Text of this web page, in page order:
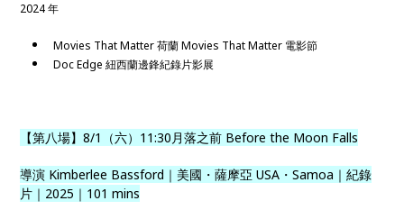
2024 年
Movies That Matter 荷蘭 Movies That Matter 電影節
Doc Edge 紐西蘭邊鋒紀錄片影展
【第八場】8/1（六）11:30月落之前 Before the Moon Falls
導演 Kimberlee Bassford｜美國・薩摩亞 USA・Samoa｜紀錄
片｜2025｜101 mins